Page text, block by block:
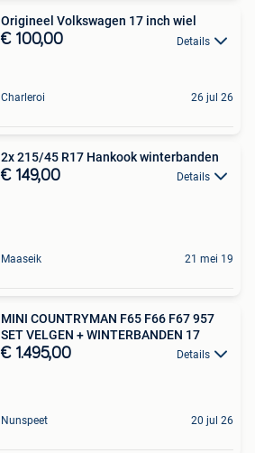
Origineel Volkswagen 17 inch wiel
€ 100,00 Details
Charleroi 26 jul 26
2x 215/45 R17 Hankook winterbanden
€ 149,00 Details
Maaseik 21 mei 19
MINI COUNTRYMAN F65 F66 F67 957
SET VELGEN + WINTERBANDEN 17
€ 1.495,00 Details
Nunspeet 20 jul 26